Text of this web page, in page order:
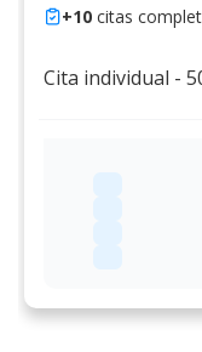
+10 citas
Cita individual -